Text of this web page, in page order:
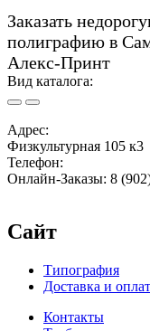
Заказать
полиграфию в
Алекс-Принт
Вид каталога:
Адрес:
Физкультурная 105 к3
Телефон:
Онлайн-Заказы: 8
Сайт
Типография
Доставка и
Контакты